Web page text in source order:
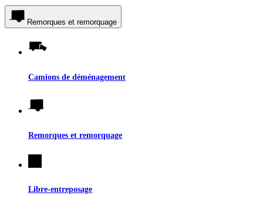
Remorques et remorquage
Camions de déménagement
Remorques et remorquage
Libre-entreposage